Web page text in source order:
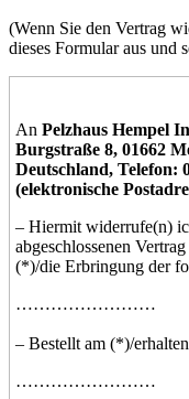
(Wenn Sie den Vertrag
dieses Formular aus und
An Pelzhaus Hempel
Burgstraße 8, 01662
Deutschland, Telefon:
(elektronische
– Hiermit widerrufe(n)
abgeschlossenen
(*)/die Erbringung der
……………………
– Bestellt am (*)/
……………………